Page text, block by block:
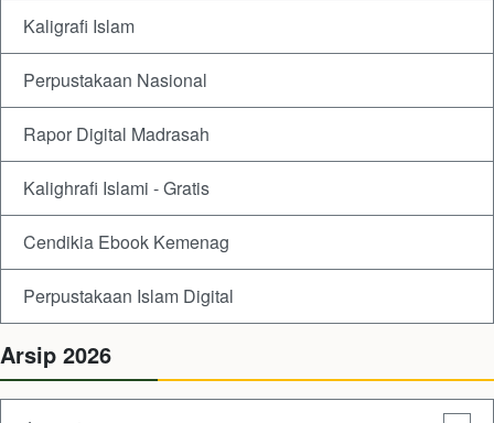
Kaligrafi Islam
Perpustakaan Nasional
Rapor Digital Madrasah
Kalighrafi Islami - Gratis
Cendikia Ebook Kemenag
Perpustakaan Islam Digital
Arsip 2026